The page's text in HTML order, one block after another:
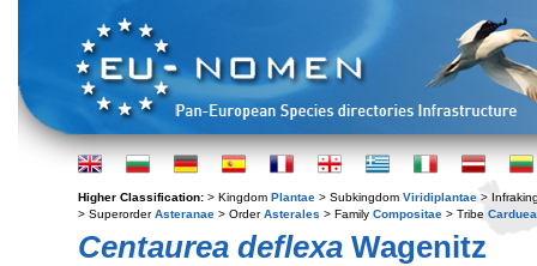
Higher Classification: > Kingdom Plantae > Subkingdom Viridiplantae >
> SuperorderAsteranae > OrderAsterales > Family Compositae > Tribe
Centaurea deflexa Wagenitz